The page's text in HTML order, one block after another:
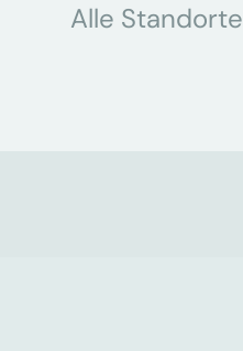
Alle Standorte